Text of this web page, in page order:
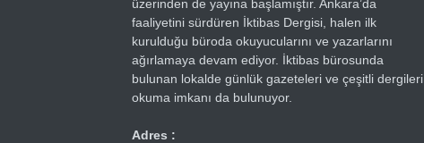
üzerinden de yayına başlamıştır. Ankara’da
faaliyetini sürdüren İktibas Dergisi, halen ilk
kurulduğu büroda okuyucularını ve yazarlarını
ağırlamaya devam ediyor. İktibas bürosunda
bulunan lokalde günlük gazeteleri ve çeşitli dergileri
okuma imkanı da bulunuyor.
Adres :